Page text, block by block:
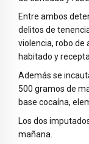
Entre ambos
delitos de
violencia, robo de
habitado y
Además se
500 gramos de
base cocaína,
Los dos
mañana.